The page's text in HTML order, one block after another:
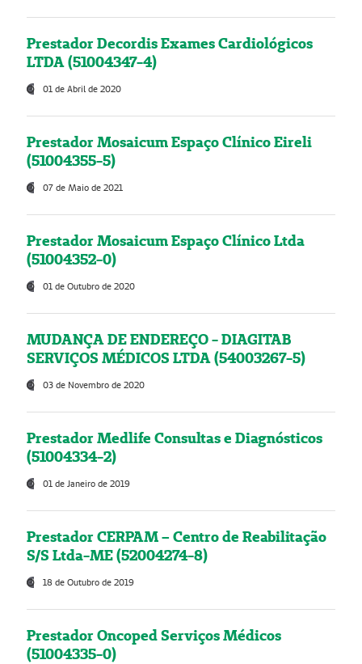
Prestador Decordis Exames Cardiológicos
LTDA (51004347-4)
01 de Abril de 2020
Prestador Mosaicum Espaço Clínico Eireli
(51004355-5)
07 de Maio de 2021
Prestador Mosaicum Espaço Clínico Ltda
(51004352-0)
01 de Outubro de 2020
MUDANÇA DE ENDEREÇO - DIAGITAB
SERVIÇOS MÉDICOS LTDA (54003267-5)
03 de Novembro de 2020
Prestador Medlife Consultas e Diagnósticos
(51004334-2)
01 de Janeiro de 2019
Prestador CERPAM – Centro de Reabilitação
S/S Ltda-ME (52004274-8)
18 de Outubro de 2019
Prestador Oncoped Serviços Médicos
(51004335-0)